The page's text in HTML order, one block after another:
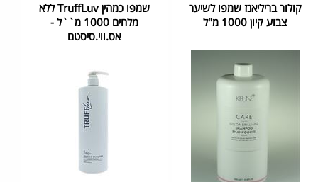
קולור בריליאנז שמפו לשיער
צבוע קיון 1000 מ"ל
שמפו כמהין TruffLuv ללא
מלחים 1000 מ``ל -
אס.ווי.סיסטם